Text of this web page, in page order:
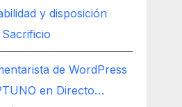
y disposición
de WordPress
en Directo…